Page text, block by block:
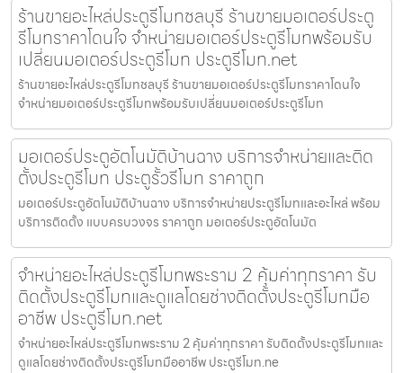
ร้านขายอะไหล่ประตูรีโมทชลบุรี ร้านขายมอเตอร์ประตู
รีโมทราคาโดนใจ จำหน่ายมอเตอร์ประตูรีโมทพร้อมรับ
เปลี่ยนมอเตอร์ประตูรีโมท ประตูรีโมท.net
ร้านขายอะไหล่ประตูรีโมทชลบุรี ร้านขายมอเตอร์ประตูรีโมทราคาโดนใจ
จำหน่ายมอเตอร์ประตูรีโมทพร้อมรับเปลี่ยนมอเตอร์ประตูรีโมท
มอเตอร์ประตูอัตโนมัติบ้านฉาง บริการจำหน่ายและติด
ตั้งประตูรีโมท ประตูรั้วรีโมท ราคาถูก
มอเตอร์ประตูอัตโนมัติบ้านฉาง บริการจำหน่ายประตูรีโมทและอะไหล่ พร้อม
บริการติดตั้ง แบบครบวงจร ราคาถูก มอเตอร์ประตูอัตโนมัต
จำหน่ายอะไหล่ประตูรีโมทพระราม 2 คุ้มค่าทุกราคา รับ
ติดตั้งประตูรีโมทและดูแลโดยช่างติดตั้งประตูรีโมทมือ
อาชีพ ประตูรีโมท.net
จำหน่ายอะไหล่ประตูรีโมทพระราม 2 คุ้มค่าทุกราคา รับติดตั้งประตูรีโมทและ
ดูแลโดยช่างติดตั้งประตูรีโมทมืออาชีพ ประตูรีโมท.ne